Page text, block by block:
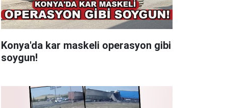
Konya'da kar maskeli operasyon gibi
soygun!